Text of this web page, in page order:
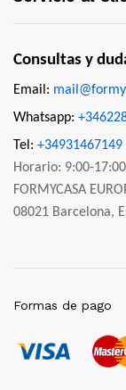
Consultas y
Email:
Whatsapp:
Tel: +34931467149
Horario: 9:00-17:00
FORMYCASA
08021 Barcelona,
Formas de pago